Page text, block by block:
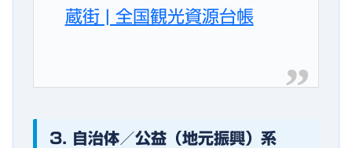
蔵街 | 全国観光資源台帳
3. 自治体／公益（地元振興）系